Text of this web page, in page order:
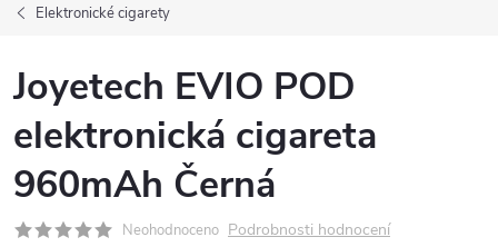
Elektronické cigarety
Joyetech EVIO POD
elektronická cigareta
960mAh Černá
Neohodnoceno Podrobnosti hodnocení